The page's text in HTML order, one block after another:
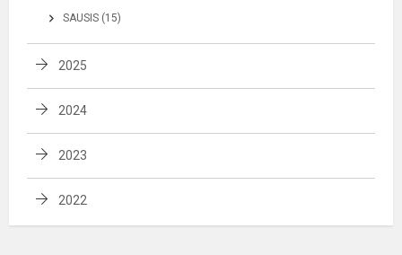
SAUSIS (15)
2025
2024
2023
2022